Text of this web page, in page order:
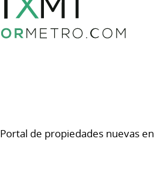
Portal de propiedades nuevas en